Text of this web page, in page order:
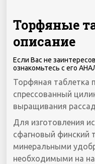
Торфяные
описание
Если Вас не
ознакомьтесь с его
Торфяная таблетка
спрессованный
выращивания
Для изготовления
сфагновый финский
минеральными
необходимыми на